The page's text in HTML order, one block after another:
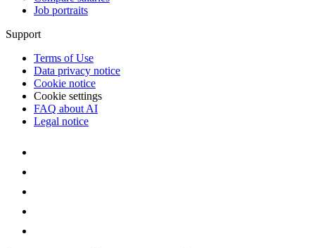
Job portraits
Support
Terms of Use
Data privacy notice
Cookie notice
Cookie settings
FAQ about AI
Legal notice